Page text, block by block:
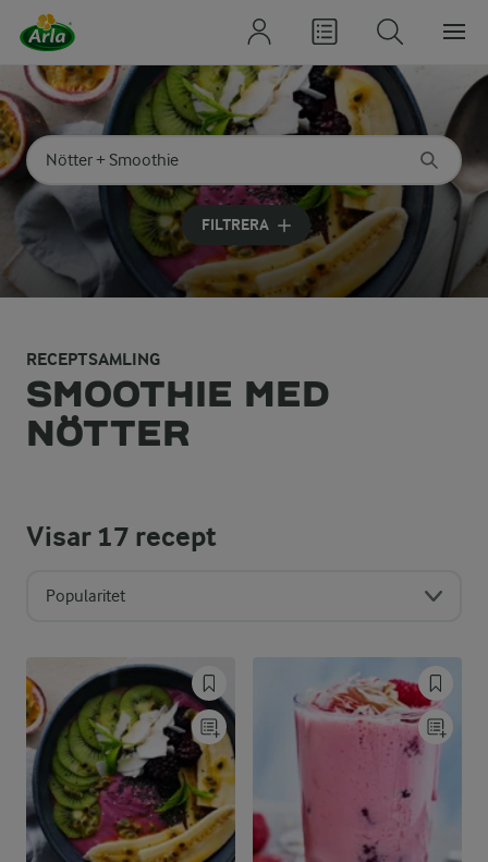
Sök på kategori eller ingrediens
Skriv in sökord för att få förslag
FILTRERA
RECEPTSAMLING
SMOOTHIE MED
NÖTTER
Visar17 recept
Popularitet